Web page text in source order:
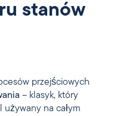
stanów
przejściowych
– klasyk, który
używany na całym